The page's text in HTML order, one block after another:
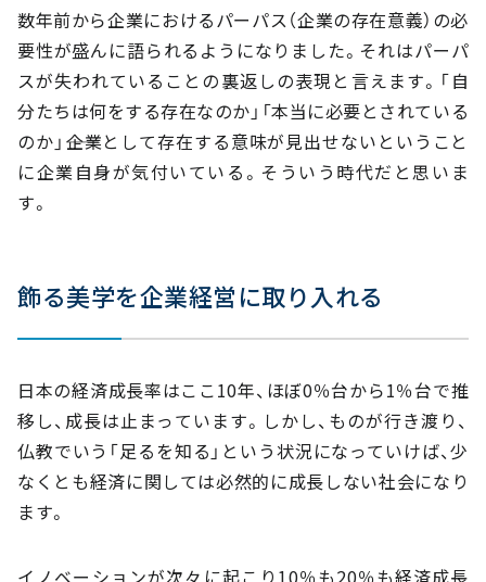
数年前から企業におけるパーパス（企業の存在意義）の必
要性が盛んに語られるようになりました。それはパーパ
スが失われていることの裏返しの表現と言えます。「自
分たちは何をする存在なのか」「本当に必要とされている
のか」――企業として存在する意味が見出せないということ
に企業自身が気付いている。そういう時代だと思いま
す。
飾る美学を企業経営に取り入れる
日本の経済成長率はここ10年、ほぼ0％台から1％台で推
移し、成長は止まっています。しかし、ものが行き渡り、
仏教でいう「足るを知る」という状況になっていけば、少
なくとも経済に関しては必然的に成長しない社会になり
ます。